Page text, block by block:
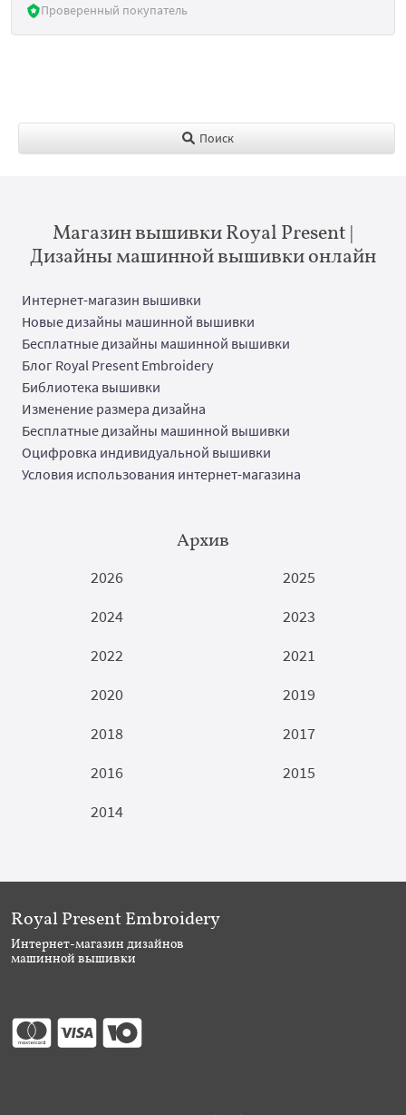
Проверенный покупатель
Поиск
Магазин вышивки Royal Present |
Дизайны машинной вышивки онлайн
Интернет-магазин вышивки
Новые дизайны машинной вышивки
Бесплатные дизайны машинной вышивки
Блог Royal Present Embroidery
Библиотека вышивки
Изменение размера дизайна
Бесплатные дизайны машинной вышивки
Оцифровка индивидуальной вышивки
Условия использования интернет-магазина
Архив
2026
2025
2024
2023
2022
2021
2020
2019
2018
2017
2016
2015
2014
Royal Present Embroidery
Интернет-магазин дизайнов
машинной вышивки